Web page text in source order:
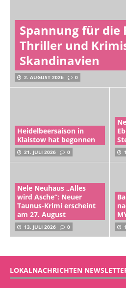
Spannung für die
Thriller und
Skandinavien
2. AUGUST 2026 0
Heidelbeersaison in
Klaistow hat begonnen
21. JULI 2026 0
Nele Neuhaus „Alles
wird Asche“: Neuer
Taunus-Krimi erscheint
am 27. August
13. JULI 2026 0
LOKALNACHRICHTEN